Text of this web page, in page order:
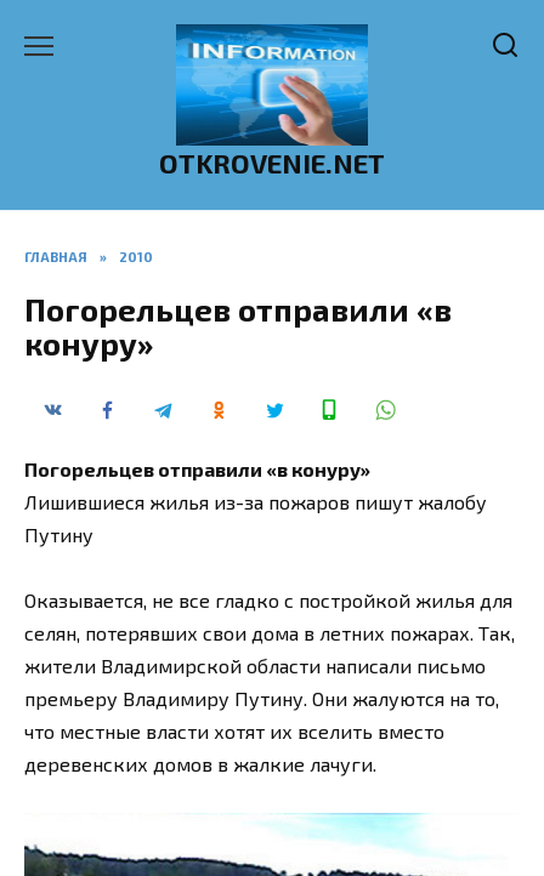
OTKROVENIE.NET
ГЛАВНАЯ » 2010
Погорельцев отправили «в
конуру»
Погорельцев отправили «в конуру»
Лишившиеся жилья из-за пожаров пишут жалобу
Путину
Оказывается, не все гладко с постройкой жилья для
селян, потерявших свои дома в летних пожарах. Так,
жители Владимирской области написали письмо
премьеру Владимиру Путину. Они жалуются на то,
что местные власти хотят их вселить вместо
деревенских домов в жалкие лачуги.